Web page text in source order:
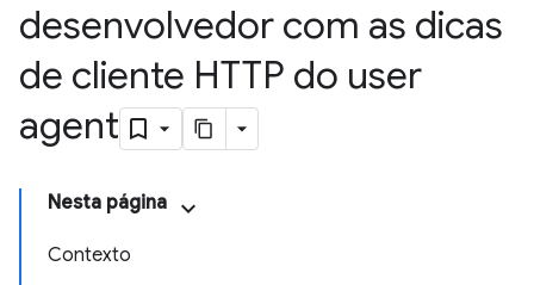
desenvolvedor com as dicas
de cliente HTTP do user
agent
Nesta página
Contexto